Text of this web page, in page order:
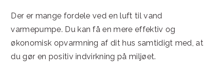
Der er mange fordele ved en luft til vand
varmepumpe. Du kan få en mere effektiv og
økonomisk opvarmning af dit hus samtidigt med, at
du gør en positiv indvirkning på miljøet.